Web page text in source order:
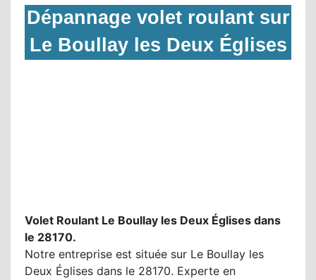
Dépannage volet roulant sur
Le Boullay les Deux Églises
Volet Roulant Le Boullay les Deux Églises dans
le 28170.
Notre entreprise est située sur Le Boullay les
Deux Églises dans le 28170. Experte en